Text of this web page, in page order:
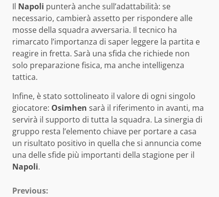
Il Napoli punterà anche sull’adattabilità: se
necessario, cambierà assetto per rispondere alle
mosse della squadra avversaria. Il tecnico ha
rimarcato l’importanza di saper leggere la partita e
reagire in fretta. Sarà una sfida che richiede non
solo preparazione fisica, ma anche intelligenza
tattica.
Infine, è stato sottolineato il valore di ogni singolo
giocatore: Osimhen sarà il riferimento in avanti, ma
servirà il supporto di tutta la squadra. La sinergia di
gruppo resta l’elemento chiave per portare a casa
un risultato positivo in quella che si annuncia come
una delle sfide più importanti della stagione per il
Napoli.
Previous: